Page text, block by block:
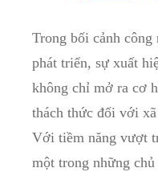
Trong bối cảnh công
phát triển, sự xuất
không chỉ mở ra cơ
thách thức đối với
Với tiềm năng vượt
một trong những